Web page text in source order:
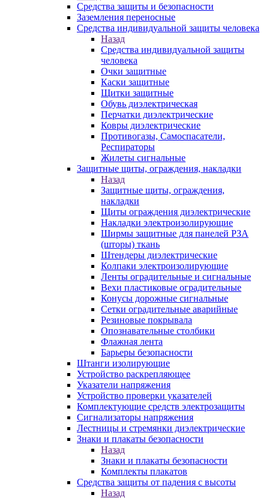
Средства защиты и безопасности
Заземления переносные
Средства индивидуальной защиты человека
Назад
Средства индивидуальной защиты
человека
Очки защитные
Каски защитные
Щитки защитные
Обувь диэлектрическая
Перчатки диэлектрические
Ковры диэлектрические
Противогазы, Самоспасатели,
Респираторы
Жилеты сигнальные
Защитные щиты, ограждения, накладки
Назад
Защитные щиты, ограждения,
накладки
Щиты ограждения диэлектрические
Накладки электроизолирующие
Ширмы защитные для панелей РЗА
(шторы) ткань
Штендеры диэлектрические
Колпаки электроизолирующие
Ленты оградительные и сигнальные
Вехи пластиковые оградительные
Конусы дорожные сигнальные
Сетки оградительные аварийные
Резиновые покрывала
Опознавательные столбики
Флажная лента
Барьеры безопасности
Штанги изолирующие
Устройство раскрепляющее
Указатели напряжения
Устройство проверки указателей
Комплектующие средств электрозащиты
Сигнализаторы напряжения
Лестницы и стремянки диэлектрические
Знаки и плакаты безопасности
Назад
Знаки и плакаты безопасности
Комплекты плакатов
Средства защиты от падения с высоты
Назад